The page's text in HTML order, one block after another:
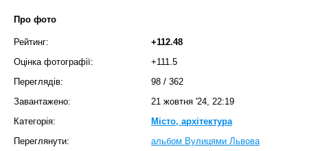
Про фото
Рейтинг:
+112.48
Оцінка фотографії:
+111.5
Переглядів:
98 / 362
Завантажено:
21 жовтня '24, 22:19
Категорія:
Місто, архітектура
Переглянути:
альбом Вулицями Львова